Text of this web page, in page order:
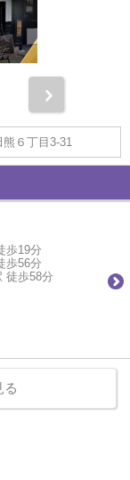
６丁目3-31
歩19分
歩56分
徒歩58分
る